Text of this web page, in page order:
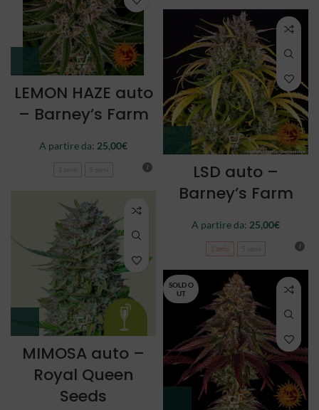
LEMON HAZE auto
– Barney’s Farm
A partire da: 25,00€
LSD auto –
Barney’s Farm
A partire da: 25,00€
3 semi
MIMOSA auto –
Royal Queen
Seeds
SOLD O
UT